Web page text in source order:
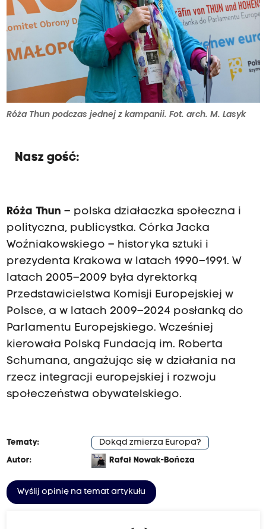
Róża Thun podczas jednej z kampanii. Fot. arch. M. Lasyk
Nasz gość:
Róża Thun – polska działaczka społeczna i
polityczna, publicystka. Córka Jacka
Woźniakowskiego – historyka sztuki i
prezydenta Krakowa w latach 1990–1991. W
latach 2005–2009 była dyrektorką
Przedstawicielstwa Komisji Europejskiej w
Polsce, a w latach 2009–2024 posłanką do
Parlamentu Europejskiego. Wcześniej
kierowała Polską Fundacją im. Roberta
Schumana, angażując się w działania na
rzecz integracji europejskiej i rozwoju
społeczeństwa obywatelskiego.
Tematy:
Dokąd zmierza Europa?
Autor:
Rafał Nowak-Bończa
Wyślij opinię na temat artykułu